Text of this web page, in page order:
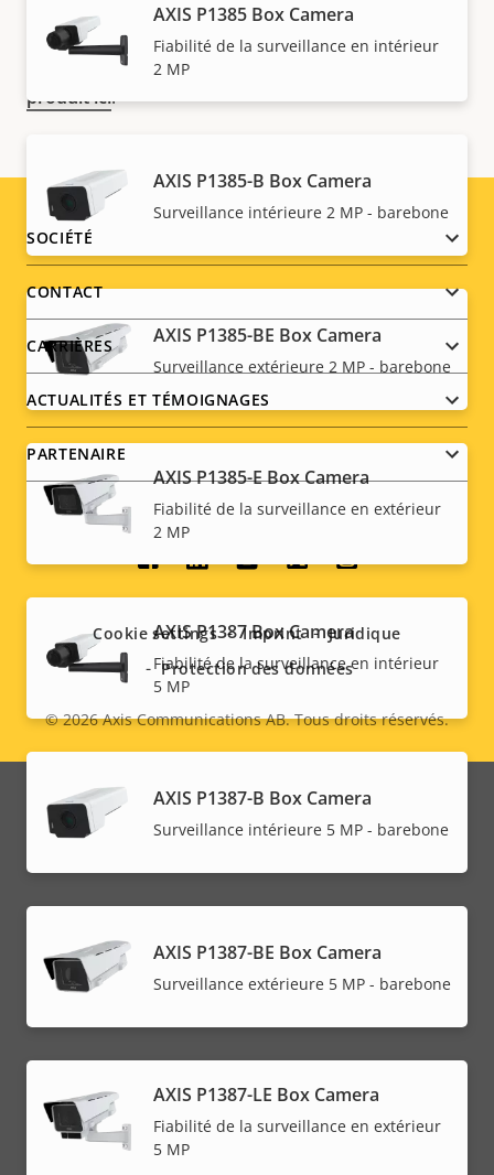
AXIS P1385 Box Camera
Fiabilité de la surveillance en intérieur
2 MP
AXIS P1385-B Box Camera
Surveillance intérieure 2 MP - barebone
AXIS P1385-BE Box Camera
Surveillance extérieure 2 MP - barebone
AXIS P1385-E Box Camera
Fiabilité de la surveillance en extérieur
2 MP
AXIS P1387 Box Camera
Fiabilité de la surveillance en intérieur
5 MP
AXIS P1387-B Box Camera
Surveillance intérieure 5 MP - barebone
AXIS P1387-BE Box Camera
Surveillance extérieure 5 MP - barebone
AXIS P1387-LE Box Camera
Fiabilité de la surveillance en extérieur
5 MP
législations en termes de contrôle d'exportation
nationales. Recherchez desinformations sur la
conformation concernant l''exportation pour votre
produit ici.
Footer
menu
SOCIÉTÉ
CONTACT
CARRIÈRES
ACTUALITÉS ET TÉMOIGNAGES
PARTENAIRE
Social
menu
Legal
menu
© 2026Axis Communications AB. Tous droits réservés.
Cookie settings Imprint
Juridique
Protection des données